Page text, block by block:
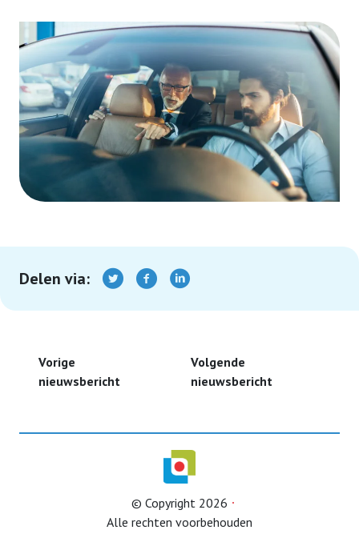
Partner naar zorginstelling
IB2024
IB2025
Diverse onderwerpen (belastingservice)
Info Ouderenadviseur
Overige info
Vrijwilligersverzekering
ANBI
Programmaoverzicht KBO-ZH lezingen en
voorlichtingsbijeenkomsten
Proclaimer
Test
Lid worden
Delen via:
Vorige
nieuwsbericht
Volgende
nieuwsbericht
© Copyright 2026
Alle rechten voorbehouden